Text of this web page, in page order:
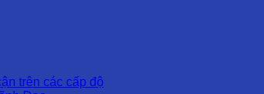
trên các cấp độ